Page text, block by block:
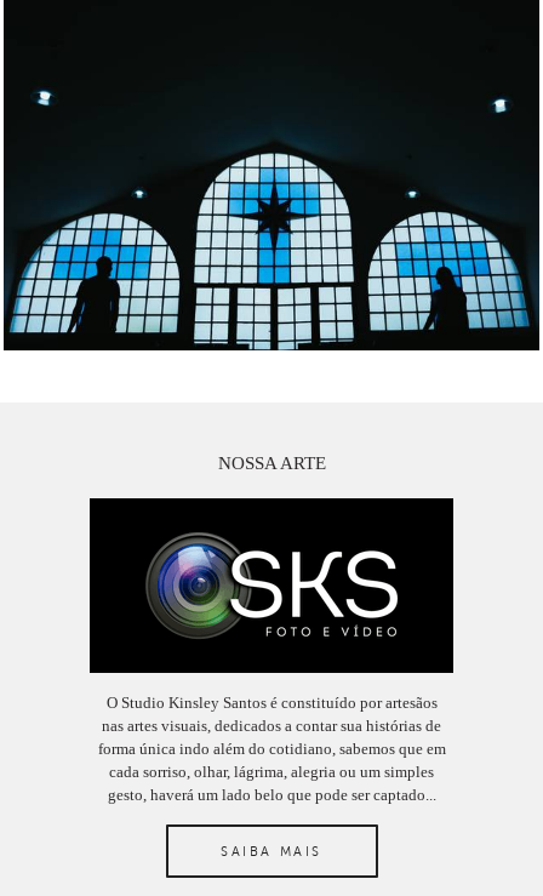
NOSSA ARTE
O Studio Kinsley Santos é constituído por artesãos
nas artes visuais, dedicados a contar sua histórias de
forma única indo além do cotidiano, sabemos que em
cada sorriso, olhar, lágrima, alegria ou um simples
gesto, haverá um lado belo que pode ser captado...
SAIBA MAIS